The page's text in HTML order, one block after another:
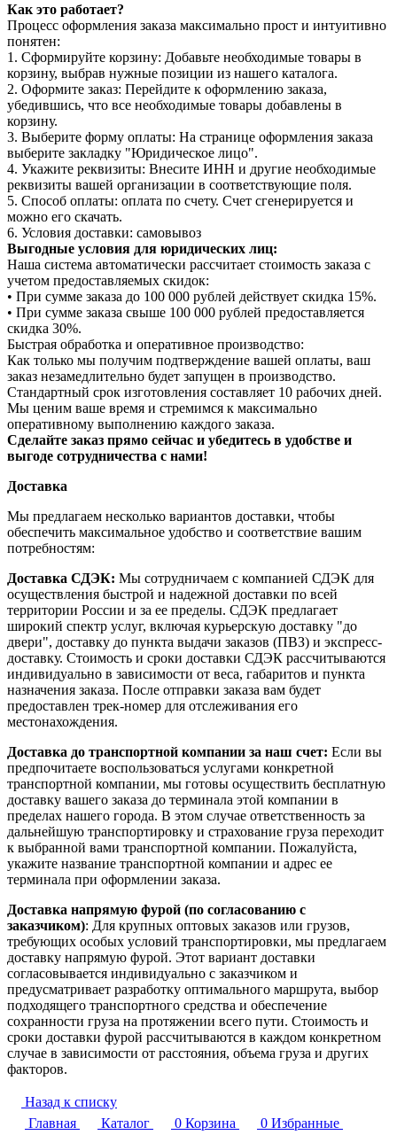
Как это работает?
Процесс оформления заказа максимально прост и интуитивно
понятен:
1. Сформируйте корзину: Добавьте необходимые товары в
корзину, выбрав нужные позиции из нашего каталога.
2. Оформите заказ: Перейдите к оформлению заказа,
убедившись, что все необходимые товары добавлены в
корзину.
3. Выберите форму оплаты: На странице оформления заказа
выберите закладку "Юридическое лицо".
4. Укажите реквизиты: Внесите ИНН и другие необходимые
реквизиты вашей организации в соответствующие поля.
5. Способ оплаты: оплата по счету. Счет сгенерируется и
можно его скачать.
6. Условия доставки: самовывоз
Выгодные условия для юридических лиц:
Наша система автоматически рассчитает стоимость заказа с
учетом предоставляемых скидок:
• При сумме заказа до 100 000 рублей действует скидка 15%.
• При сумме заказа свыше 100 000 рублей предоставляется
скидка 30%.
Быстрая обработка и оперативное производство:
Как только мы получим подтверждение вашей оплаты, ваш
заказ незамедлительно будет запущен в производство.
Стандартный срок изготовления составляет 10 рабочих дней.
Мы ценим ваше время и стремимся к максимально
оперативному выполнению каждого заказа.
Сделайте заказ прямо сейчас и убедитесь в удобстве и
выгоде сотрудничества с нами!
Доставка
Мы предлагаем несколько вариантов доставки, чтобы
обеспечить максимальное удобство и соответствие вашим
потребностям:
Доставка СДЭК: Мы сотрудничаем с компанией СДЭК для
осуществления быстрой и надежной доставки по всей
территории России и за ее пределы. СДЭК предлагает
широкий спектр услуг, включая курьерскую доставку "до
двери", доставку до пункта выдачи заказов (ПВЗ) и экспресс-
доставку. Стоимость и сроки доставки СДЭК рассчитываются
индивидуально в зависимости от веса, габаритов и пункта
назначения заказа. После отправки заказа вам будет
предоставлен трек-номер для отслеживания его
местонахождения.
Доставка до транспортной компании за наш счет: Если вы
предпочитаете воспользоваться услугами конкретной
транспортной компании, мы готовы осуществить бесплатную
доставку вашего заказа до терминала этой компании в
пределах нашего города. В этом случае ответственность за
дальнейшую транспортировку и страхование груза переходит
к выбранной вами транспортной компании. Пожалуйста,
укажите название транспортной компании и адрес ее
терминала при оформлении заказа.
Доставка напрямую фурой (по согласованию с
заказчиком): Для крупных оптовых заказов или грузов,
требующих особых условий транспортировки, мы предлагаем
доставку напрямую фурой. Этот вариант доставки
согласовывается индивидуально с заказчиком и
предусматривает разработку оптимального маршрута, выбор
подходящего транспортного средства и обеспечение
сохранности груза на протяжении всего пути. Стоимость и
сроки доставки фурой рассчитываются в каждом конкретном
случае в зависимости от расстояния, объема груза и других
факторов.
Назад к списку
Главная
Каталог 0 Корзина 0 Избранные